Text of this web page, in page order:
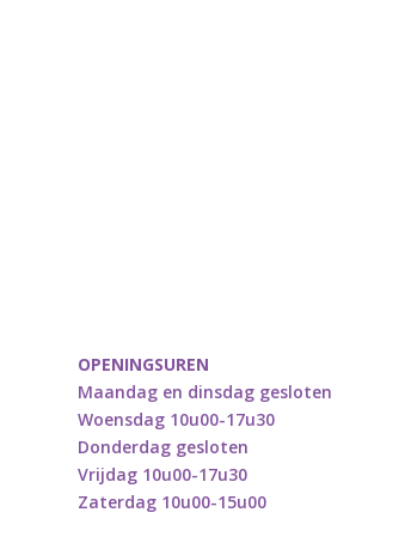
OPENINGSUREN
Maandag en dinsdag gesloten
Woensdag 10u00-17u30
Donderdag gesloten
Vrijdag 10u00-17u30
Zaterdag 10u00-15u00